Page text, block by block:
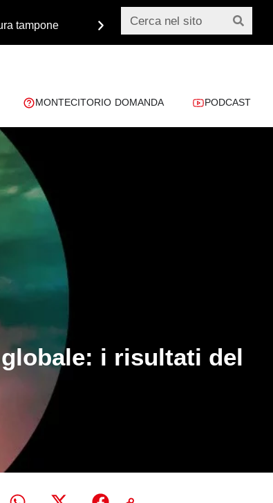
tampone Monsignor Paglia:
MONTECITORIO DOMANDA PODCAST
i risultati del